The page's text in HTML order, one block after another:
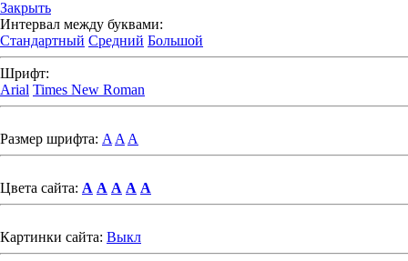
Закрыть
Интервал между буквами:
Стандартный Средний Большой
Шрифт:
Arial Times New Roman
Размер шрифта: A A A
Цвета сайта: A A A A A
Картинки сайта: Выкл